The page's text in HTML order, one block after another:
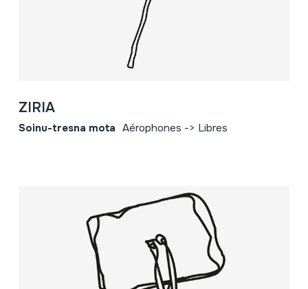
ZIRIA
Soinu-tresna mota Aérophones -> Libres